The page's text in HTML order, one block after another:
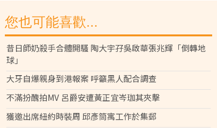
您也可能喜歡...
昔日師奶殺手合體開騷 陶大宇孖吳啟華張兆輝「倒轉地
球」
大牙自爆親身到港報案 呼籲黑人配合調查
不滿扮醜拍MV 呂爵安遭黃正宜岑珈其夾擊
獲邀出席紐約時裝周 邱彥筒寓工作於集郵